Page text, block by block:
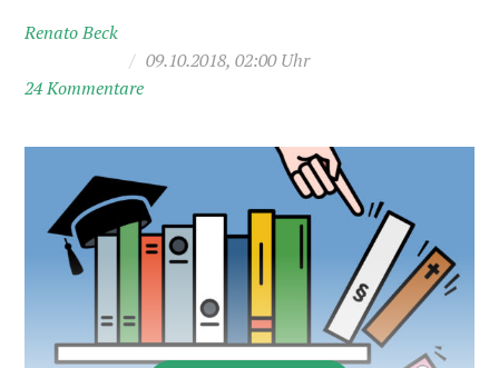
Renato Beck
/ 09.10.2018, 02:00 Uhr
24 Kommentare